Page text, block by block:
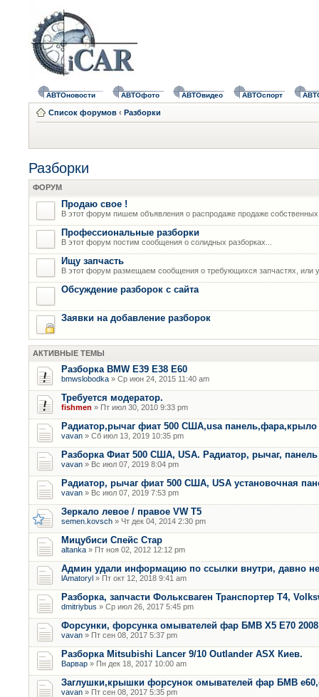
АВТОновости АВТОфото АВТОвидео АВТОспорт
Список форумов ‹ Разборки
Разборки
ФОРУМ
Продаю свое !
В этот форум пишем объявления о распродаже продаже
Профессиональные разборки
В этот форум постим сообщения о солидных разборках...
Ищу запчасть
В этот форум размещаем сообщения о требующихся запчастях, или
Обсуждение разборок с сайта
Заявки на добавление разборок
АКТИВНЫЕ ТЕМЫ
Разборка BMW E39 E38 E60
bmwslobodka » Ср июн 24, 2015 11:40 am
Требуется модератор.
fishmen » Пт июл 30, 2010 9:33 pm
Радиатор,рычаг фиат 500 США,usa панель,фара,крыло
vavan » Сб июл 13, 2019 10:35 pm
Разборка Фиат 500 США, USA. Радиатор, рычаг,
vavan » Вс июл 07, 2019 8:04 pm
Радиатор, рычаг фиат 500 США, USA установочная
vavan » Вс июл 07, 2019 7:53 pm
Зеркало левое / правое VW T5
semen.kovsch » Чт дек 04, 2014 2:30 pm
Мицубиси Спейс Стар
altanka » Пт ноя 02, 2012 12:12 pm
Админ удали информацию по ссылки внутри, давно не
lAmatoryl » Пт окт 12, 2018 9:41 am
Разборка, запчасти Фольксваген Транспортер Т4,
dmitriybus » Ср июл 26, 2017 5:45 pm
Форсунки, форсунка омывателей фар БМВ Х5 Е70 2008
vavan » Пт сен 08, 2017 5:37 pm
Разборка Mitsubishi Lancer 9/10 Outlander ASX Киев.
Варвар » Пн дек 18, 2017 10:00 am
Заглушки,крышки форсунок омывателей фар БМВ
vavan » Пт сен 08, 2017 5:35 pm